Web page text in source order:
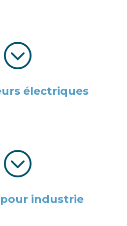
;
électriques
;
industrie